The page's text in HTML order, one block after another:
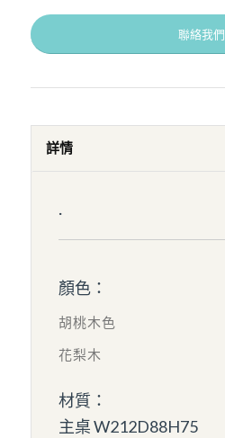
聯絡我們
詳情
顏色：
胡桃木色
花梨木
材質：
主桌 W212D88H75